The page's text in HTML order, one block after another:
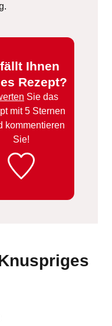
Ihnen
Rezept?
Sie das
mit 5 Sternen
kommentieren
Sie!